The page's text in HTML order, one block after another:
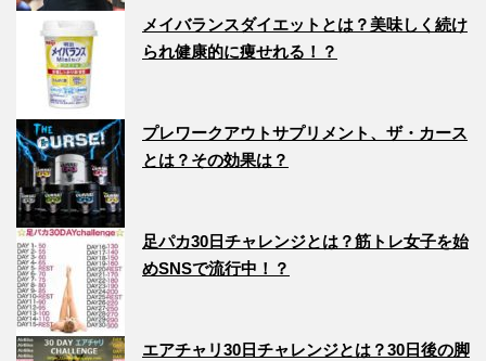
メイバランスダイエットとは？美味しく続け
られ健康的に痩せれる！？
プレワークアウトサプリメント、ザ・カース
とは？その効果は？
足パカ30日チャレンジとは？筋トレ女子を始
めSNSで流行中！？
エアチャリ30日チャレンジとは？30日後の脚